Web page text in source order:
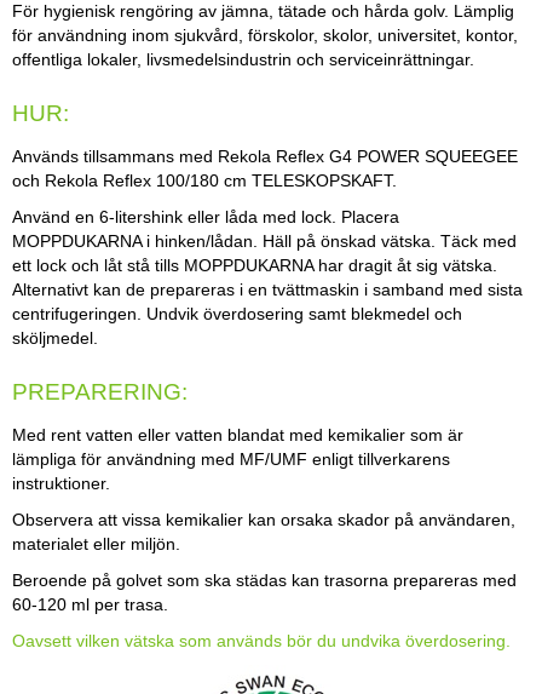
För hygienisk rengöring av jämna, tätade och hårda golv. Lämplig
för användning inom sjukvård, förskolor, skolor, universitet, kontor,
offentliga lokaler, livsmedelsindustrin och serviceinrättningar.
HUR:
Används tillsammans med Rekola Reflex G4 POWER SQUEEGEE
och Rekola Reflex 100/180 cm TELESKOPSKAFT.
Använd en 6-litershink eller låda med lock. Placera
MOPPDUKARNA i hinken/lådan. Häll på önskad vätska. Täck med
ett lock och låt stå tills MOPPDUKARNA har dragit åt sig vätska.
Alternativt kan de prepareras i en tvättmaskin i samband med sista
centrifugeringen. Undvik överdosering samt blekmedel och
sköljmedel.
PREPARERING:
Med rent vatten eller vatten blandat med kemikalier som är
lämpliga för användning med MF/UMF enligt tillverkarens
instruktioner.
Observera att vissa kemikalier kan orsaka skador på användaren,
materialet eller miljön.
Beroende på golvet som ska städas kan trasorna prepareras med
60-120 ml per trasa.
Oavsett vilken vätska som används bör du undvika överdosering.